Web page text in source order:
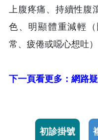
上腹疼痛、持續性腹
色、明顯體重減輕
常、疲倦或噁心想吐）
下一頁看更多：網路
初診掛號